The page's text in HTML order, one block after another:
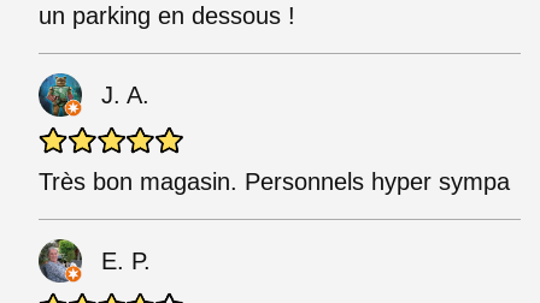
un parking en dessous !
J. A.
Très bon magasin. Personnels hyper sympa
E. P.